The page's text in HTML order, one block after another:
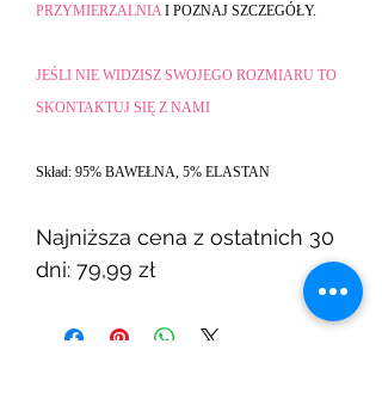
PRZYMIERZALNIA I POZNAJ SZCZEGÓŁY.
JEŚLI NIE WIDZISZ SWOJEGO ROZMIARU TO
SKONTAKTUJ SIĘ Z NAMI
Skład: 95% BAWEŁNA, 5% ELASTAN
Najniższa cena z ostatnich 30
dni: 79,99 zł